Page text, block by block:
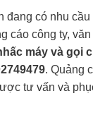
đang có nhu
cáo công ty,
máy và gọi
. Quảng
tư vấn và